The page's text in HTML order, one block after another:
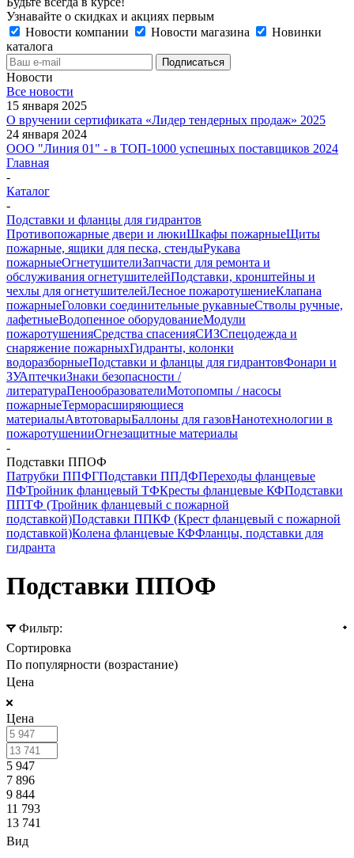
Узнавайте о скидках и акциях первым
Новости компании
Новости магазина
Новинки
каталога
Новости
Все новости
15 января 2025
О вручении сертификата «Лидер тендерных продаж» 2025
24 января 2024
ООО "Линия 01" - в ТОП-1000 успешных поставщиков 2024
Главная
-
Каталог
-
Подставки и фланцы для гидрантов
Противопожарные двери и люкиШкафы пожарныеЩиты
пожарные, ящики для песка, стендыРукава
пожарныеОгнетушителиЗапчасти для ремонта и
обслуживания огнетушителейПодставки, кронштейны и
чехлы для огнетушителейЛесное пожаротушениеКлапана
пожарныеГоловки соединительные рукавныеСтволы ручные,
лафетныеВодопенное оборудованиеМодули
пожаротушенияСредства спасенияСИЗСпецодежда и
снаряжение пожарныхГидранты, колонки
водоразборныеПодставки и фланцы для гидрантовФонари и
ЗУАптечкиЗнаки безопасности /
литератураПенообразователиМотопомпы / насосы
пожарныеТерморасширяющиеся
материалыАвтотоварыБаллоны для газовНанотехнологии в
пожаротушенииОгнезащитные материалы
-
Подставки ППОФ
Патрубки ППФГПодставки ППДФПереходы фланцевые
ПФТройник фланцевый ТФКресты фланцевые КФПодставки
ППТФ (Тройник фланцевый с пожарной
подставкой)Подставки ППКФ (Крест фланцевый с пожарной
подставкой)Колена фланцевые КФФланцы, подставки для
гидранта
Подставки ППОФ
Фильтр:
Сортировка
По популярности (возрастание)
Цена
Цена
5 947
7 896
9 844
11 793
13 741
Вид